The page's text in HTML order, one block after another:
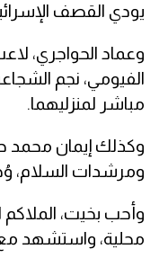
يودي القصف
وعماد الحواجري،
الفيومي، نجم
مباشر لمنزليهما.
وكذلك إيمان محمد
ومرشدات السلام،
وأحب بخيت،
محلية، واستشهد